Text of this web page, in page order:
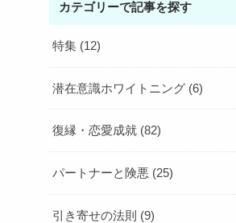
カテゴリーで記事を探す
特集 (12)
潜在意識ホワイトニング (6)
復縁・恋愛成就 (82)
パートナーと険悪 (25)
引き寄せの法則 (9)